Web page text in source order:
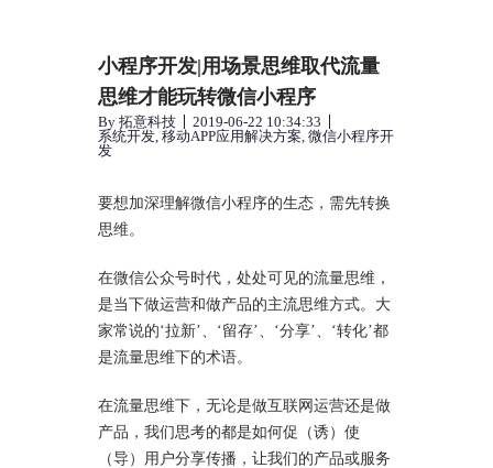
小程序开发|用场景思维取代流量
思维才能玩转微信小程序
By 拓意科技
2019-06-22 10:34:33
系统开发, 移动APP应用解决方案, 微信小程序开
发
要想加深理解微信小程序的生态，需先转换
思维。
在微信公众号时代，处处可见的流量思维，
是当下做运营和做产品的主流思维方式。大
家常说的‘拉新’、‘留存’、‘分享’、‘转化’都
是流量思维下的术语。
在流量思维下，无论是做互联网运营还是做
产品，我们思考的都是如何促（诱）使
（导）用户分享传播，让我们的产品或服务